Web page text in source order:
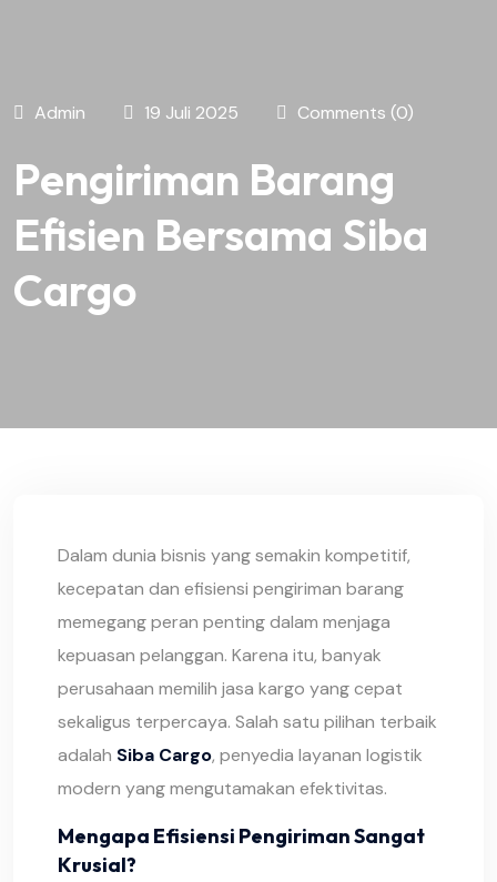
Admin 19 Juli 2025 Comments (0)
Pengiriman Barang
Efisien Bersama Siba
Cargo
Dalam dunia bisnis yang semakin kompetitif,
kecepatan dan efisiensi pengiriman barang
memegang peran penting dalam menjaga
kepuasan pelanggan. Karena itu, banyak
perusahaan memilih jasa kargo yang cepat
sekaligus terpercaya. Salah satu pilihan terbaik
adalah Siba Cargo, penyedia layanan logistik
modern yang mengutamakan efektivitas.
Mengapa Efisiensi Pengiriman Sangat
Krusial?